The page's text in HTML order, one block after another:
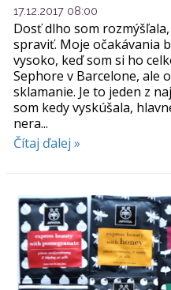
17.12.2017 08:00
Dosť dlho som
spraviť. Moje očakávania
vysoko, keď som si ho
Sephore v Barcelone, ale
sklamanie. Je to jeden z
som kedy vyskúšala,
nera...
Čítaj ďalej »